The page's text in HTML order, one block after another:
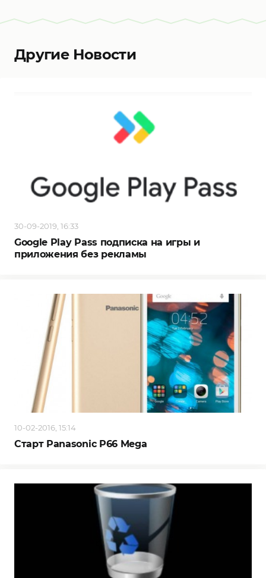
Другие Новости
30-09-2019, 16:33
Google Play Pass подписка на игры и
приложения без рекламы
10-02-2016, 15:14
Старт Panasonic P66 Mega